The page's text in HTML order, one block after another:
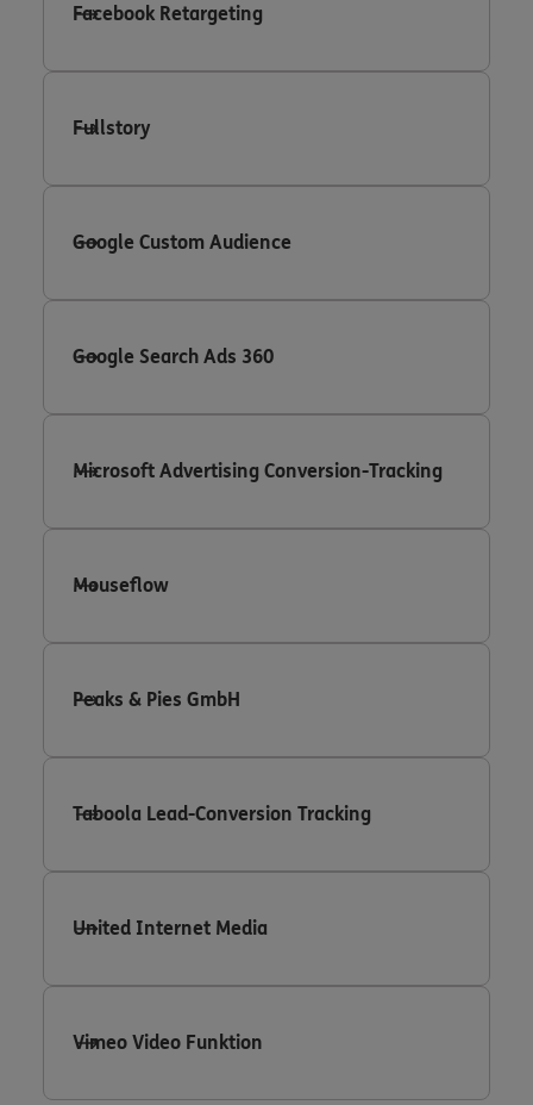
Facebook Retargeting
Fullstory
Google Custom Audience
Google Search Ads 360
Microsoft Advertising Conversion-Tracking
Mouseflow
Peaks & Pies GmbH
Taboola Lead-Conversion Tracking
United Internet Media
Vimeo Video Funktion